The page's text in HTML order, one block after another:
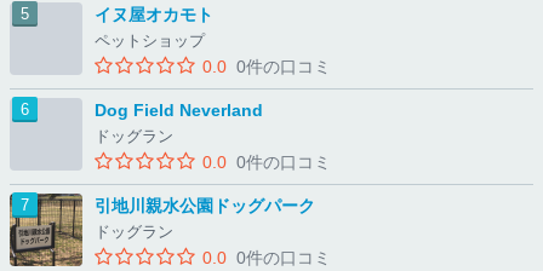
イヌ屋オカモト
ペットショップ
0.0 0件の口コミ
Dog Field Neverland
ドッグラン
0.0 0件の口コミ
引地川親水公園ドッグパーク
ドッグラン
0.0 0件の口コミ